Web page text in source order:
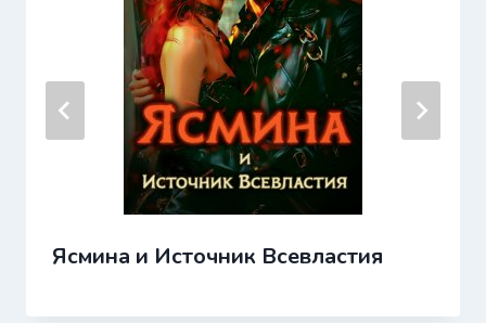
Ясмина и Источник Всевластия